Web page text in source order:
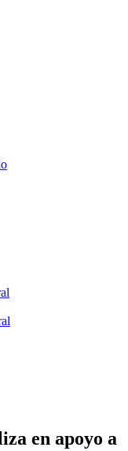
en apoyo a